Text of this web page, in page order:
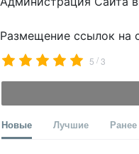
Размещение ссылок на
5 /3
Новые Лучшие Ранее